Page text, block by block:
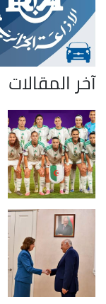
آخر المقالات